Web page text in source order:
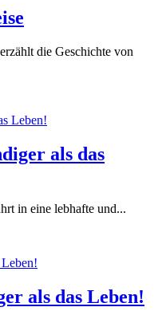
die Geschichte von
als das
in eine lebhafte und...
als das Leben!